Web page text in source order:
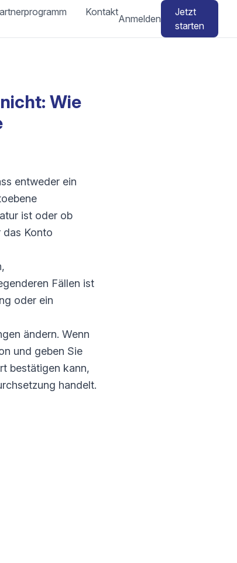
Kontakt
Anmelden
Jetzt
starten
Wie
entweder ein
ist oder ob
das Konto
Fällen ist
oder ein
ändern. Wenn
und geben Sie
bestätigen kann,
handelt.